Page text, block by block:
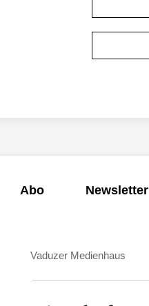
Abo Newsletter
Vaduzer Medienhaus